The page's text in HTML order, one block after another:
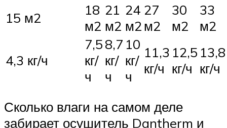
15 м2
18
м2
21
м2
24
м2
27
м2
30
м2
33
м2
4,3 кг/ч
7,5
кг/
ч
8,7
кг/
ч
10
кг/
ч
11,3
кг/ч
12,5
кг/ч
13,8
кг/ч
Сколько влаги на самом деле
забирает осушитель Dantherm и